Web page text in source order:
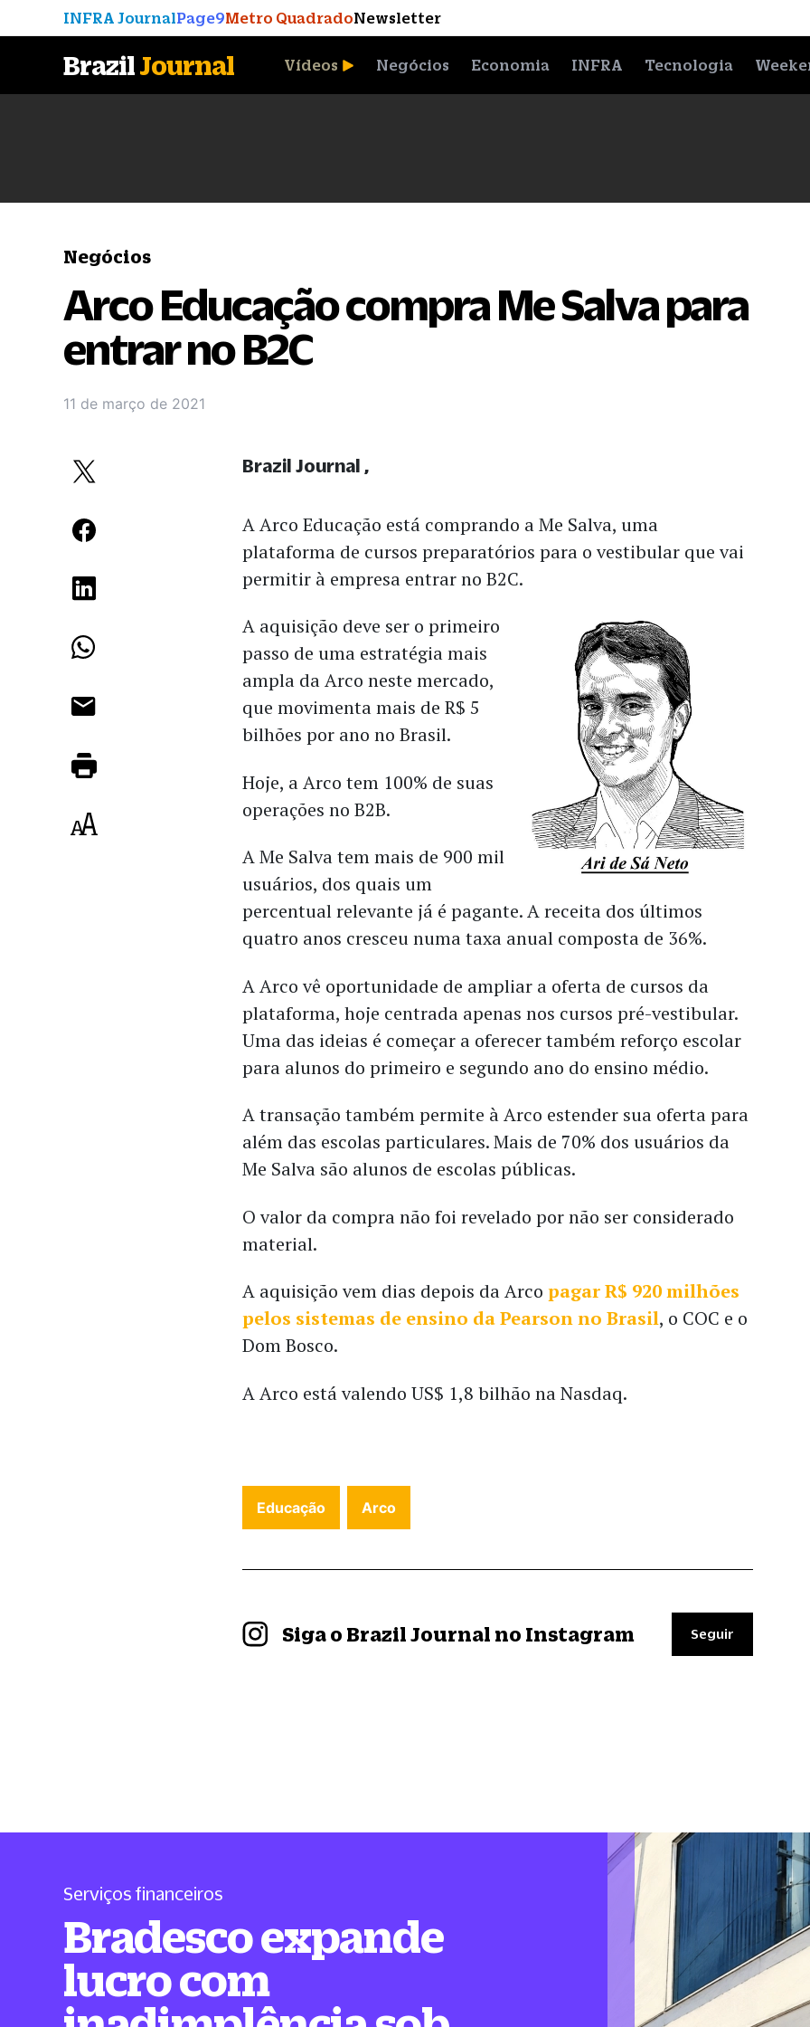
INFRA JournalPage9Metro QuadradoNewsletter
BrazilJournal Vídeos Negócios Economia INFRA Tecnologia
Negócios
Arco Educação compra Me Salva para
entrar no B2C
11 de março de 2021
A Arco Educação está comprando a Me Salva, uma
plataforma de cursos preparatórios para o vestibular que vai
permitir à empresa entrar no B2C.
A aquisição deve ser o primeiro
passo de uma estratégia mais
ampla da Arco neste mercado,
que movimenta mais de R$ 5
bilhões por ano no Brasil.
Hoje, a Arco tem 100% de suas
operações no B2B.
A Me Salva tem mais de 900 mil
usuários, dos quais um
percentual relevante já é pagante. A receita dos últimos
quatro anos cresceu numa taxa anual composta de 36%.
A Arco vê oportunidade de ampliar a oferta de cursos da
plataforma, hoje centrada apenas nos cursos pré-vestibular.
Uma das ideias é começar a oferecer também reforço escolar
para alunos do primeiro e segundo ano do ensino médio.
A transação também permite à Arco estender sua oferta para
além das escolas particulares. Mais de 70% dos usuários da
Me Salva são alunos de escolas públicas.
O valor da compra não foi revelado por não ser considerado
material.
A aquisição vem dias depois da Arcopagar R$ 920 milhões
pelos sistemas de ensino da Pearson no Brasil, o COC e o
Dom Bosco.
A Arco está valendo US$ 1,8 bilhão na Nasdaq.
Brazil Journal
Educação Arco
Siga o Brazil Journal no Instagram Seguir
Serviços financeiros
Bradesco expande
lucro com